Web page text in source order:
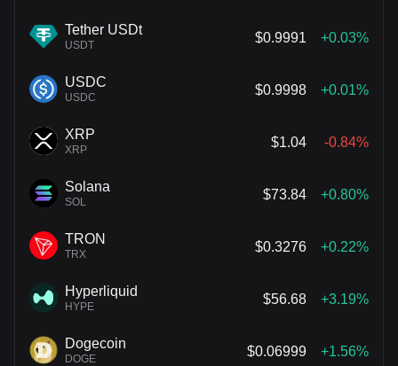
Tether USDt
USDT
$0.9991 +0.03%
USDC
USDC
$0.9998 +0.01%
XRP
XRP
$1.04 -0.84%
Solana
SOL
$73.84 +0.80%
TRON
TRX
$0.3276 +0.22%
Hyperliquid
HYPE
$56.68 +3.19%
Dogecoin
DOGE
$0.06999 +1.56%